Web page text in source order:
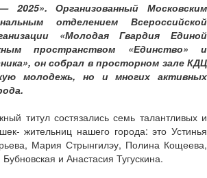
Организованный Московским
отделением Всероссийской
«Молодая Гвардия Единой
пространством «Единство» и
он собрал в просторном зале КДЦ
молодежь, но и многих активных
титул состязались семь талантливых и
жительниц нашего города: это Устинья
Мария Стрынгилэу, Полина Кощеева,
и Анастасия Тугускина.